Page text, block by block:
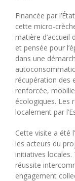
Financée par
cette micro-
matière d’accueil
et pensée pour
dans une
récupération des
renforcée,
écologiques. Les
localement par
Cette visite a été
les acteurs du
initiatives locales.
réussite
engagement